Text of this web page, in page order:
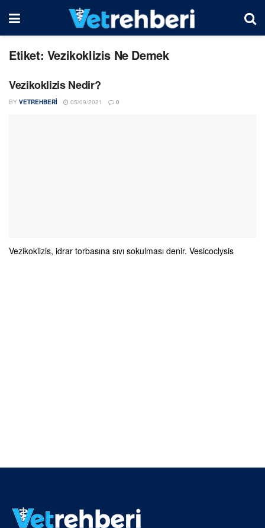
Etiket: Vezikoklizis Ne Demek
Vezikoklizis Nedir?
BY VETREHBERI 05/09/2021 0
Vezikoklizis, idrar torbasına sıvı sokulması denir. Vesicoclysis